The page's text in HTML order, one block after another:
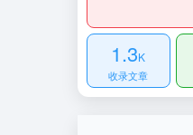
1.3K
收录文章